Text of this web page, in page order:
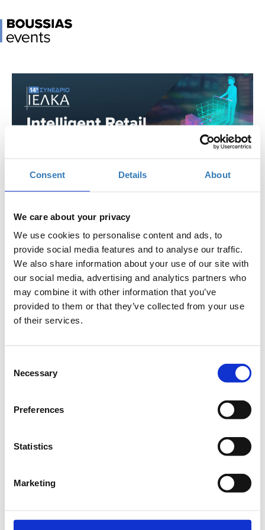
Consent Details About
We care about your privacy
We use cookies to personalise content and ads, to
provide social media features and to analyse our traffic.
We also share information about your use of our site with
our social media, advertising and analytics partners who
may combine it with other information that you’ve
provided to them or that they’ve collected from your use
of their services.
Selection
Necessary
Preferences
Statistics
Marketing
IELKA Conference 2023
Thursday, November 30, 2023
Add to your calendar
OTEAcademy, Marousi
Οι συνεχείς κρίσεις των τελευταίων ετών (πανδημία, πόλεμος
στην Ουκρανία, πληθωρισμός κ.α.) έχουν κάνει σαφές ότι το
συνεχών αλλαγών, μεγάλων ταχυτήτων, αυξημένου κόστους
λειτουργιών, απαιτητικών καταναλωτών, αλλά και νέων
οικονομία συνολικά.